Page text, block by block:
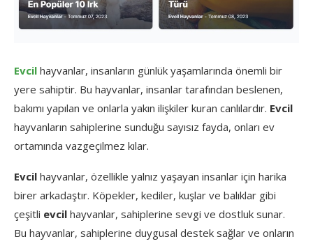
Evcil hayvanlar, insanların günlük yaşamlarında önemli bir
yere sahiptir. Bu hayvanlar, insanlar tarafından beslenen,
bakımı yapılan ve onlarla yakın ilişkiler kuran canlılardır. Evcil
hayvanların sahiplerine sunduğu sayısız fayda, onları ev
ortamında vazgeçilmez kılar.
Evcil hayvanlar, özellikle yalnız yaşayan insanlar için harika
birer arkadaştır. Köpekler, kediler, kuşlar ve balıklar gibi
çeşitli evcil hayvanlar, sahiplerine sevgi ve dostluk sunar.
Bu hayvanlar, sahiplerine duygusal destek sağlar ve onların